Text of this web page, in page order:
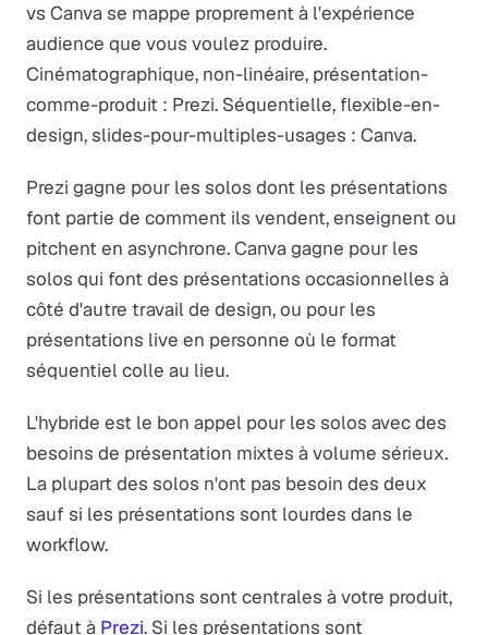
vs Canva se mappe proprement à l'expérience
audience que vous voulez produire.
Cinématographique, non-linéaire, présentation-
comme-produit : Prezi. Séquentielle, flexible-en-
design, slides-pour-multiples-usages : Canva.
Prezi gagne pour les solos dont les présentations
font partie de comment ils vendent, enseignent ou
pitchent en asynchrone. Canva gagne pour les
solos qui font des présentations occasionnelles à
côté d'autre travail de design, ou pour les
présentations live en personne où le format
séquentiel colle au lieu.
L'hybride est le bon appel pour les solos avec des
besoins de présentation mixtes à volume sérieux.
La plupart des solos n'ont pas besoin des deux
sauf si les présentations sont lourdes dans le
workflow.
Si les présentations sont centrales à votre produit,
défaut à Prezi. Si les présentations sont